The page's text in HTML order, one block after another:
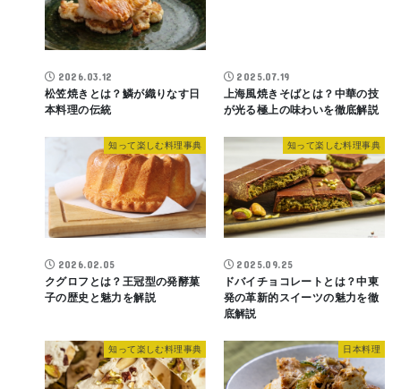
2026.03.12
松笠焼きとは？鱗が織りなす日
本料理の伝統
2025.07.19
上海風焼きそばとは？中華の技
が光る極上の味わいを徹底解説
知って楽しむ料理事典
2026.02.05
クグロフとは？王冠型の発酵菓
子の歴史と魅力を解説
知って楽しむ料理事典
2025.09.25
ドバイチョコレートとは？中東
発の革新的スイーツの魅力を徹
底解説
知って楽しむ料理事典 日本料理